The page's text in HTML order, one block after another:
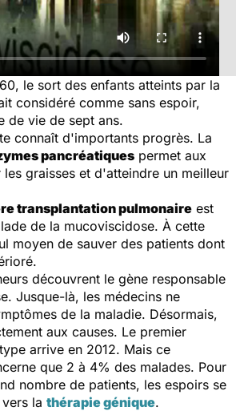
le sort des enfants atteints par la
considéré comme sans espoir,
de vie de sept ans.
connaît d'importants progrès. La
pancréatiques permet aux
graisses et d'atteindre un meilleur
transplantation pulmonaire est
de la mucoviscidose. À cette
moyen de sauver des patients dont
découvrent le gène responsable
Jusque-là, les médecins ne
de la maladie. Désormais,
aux causes. Le premier
arrive en 2012. Mais ce
que 2 à 4% des malades. Pour
nombre de patients, les espoirs se
la thérapie génique.